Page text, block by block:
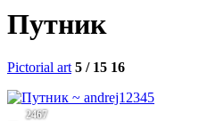
Путник
Pictorial art 5 / 15 16
2467